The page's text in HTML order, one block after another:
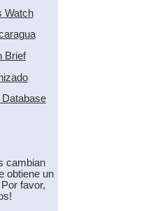
Watch
Brief
cambian
obtiene un
favor,